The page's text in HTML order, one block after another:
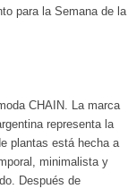
para la Semana de la
CHAIN. La marca
representa la
plantas está hecha a
minimalista y
Después de